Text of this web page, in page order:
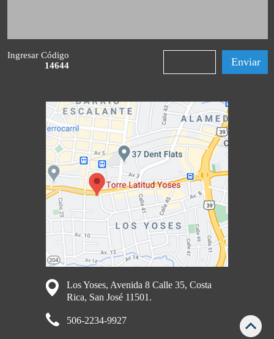
Ingresar Código
14644
Los Yoses, Avenida 8 Calle 35, Costa
Rica, San José 11501.
506-2234-9927